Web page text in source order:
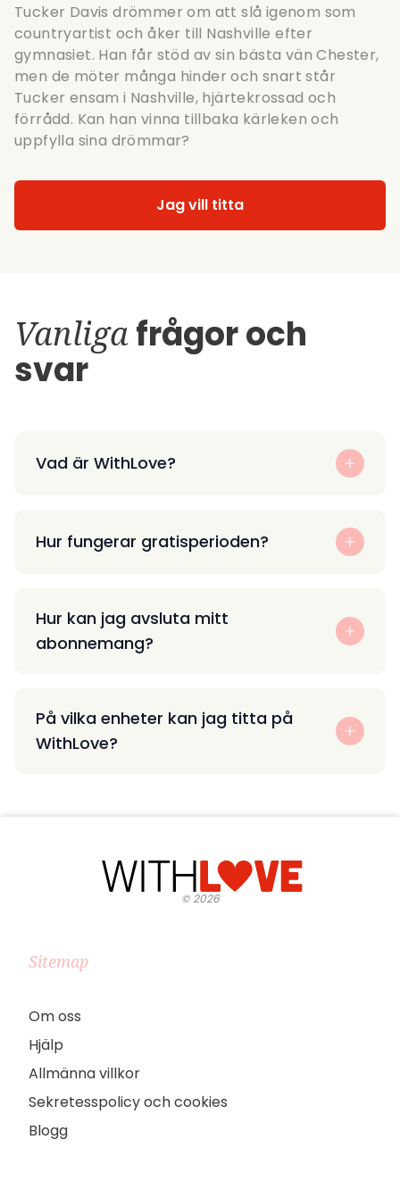
Tucker Davis drömmer om att slå igenom som
countryartist och åker till Nashville efter
gymnasiet. Han får stöd av sin bästa vän Chester,
men de möter många hinder och snart står
Tucker ensam i Nashville, hjärtekrossad och
förrådd. Kan han vinna tillbaka kärleken och
uppfylla sina drömmar?
Jag vill titta
Vanligafrågor och
svar
Vad är WithLove?
Hur fungerar gratisperioden?
Hur kan jag avsluta mitt
abonnemang?
På vilka enheter kan jag titta på
WithLove?
©2026
Sitemap
Om oss
Hjälp
Allmänna villkor
Sekretesspolicy och cookies
Blogg